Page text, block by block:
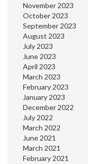
November 2023
October 2023
September 2023
August 2023
July 2023
June 2023
April 2023
March 2023
February 2023
January 2023
December 2022
July 2022
March 2022
June 2021
March 2021
February 2021